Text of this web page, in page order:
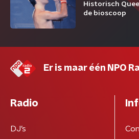
Historisch
de bioscoop
Er is maar één NPO
Radio
DJ’s